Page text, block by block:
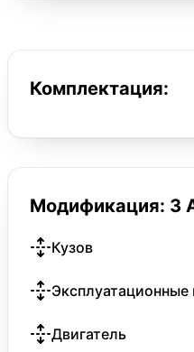
Комплектация:
Модификация: 3
Кузов
Эксплуатационные
Двигатель